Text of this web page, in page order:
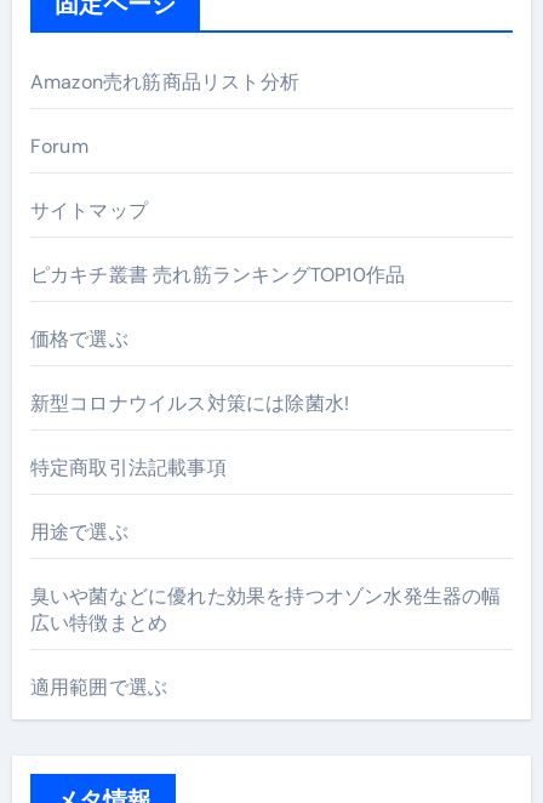
Amazon売れ筋商品リスト分析
Forum
サイトマップ
ピカキチ叢書 売れ筋ランキングTOP10作品
価格で選ぶ
新型コロナウイルス対策には除菌水!
特定商取引法記載事項
用途で選ぶ
臭いや菌などに優れた効果を持つオゾン水発生器の幅
広い特徴まとめ
適用範囲で選ぶ